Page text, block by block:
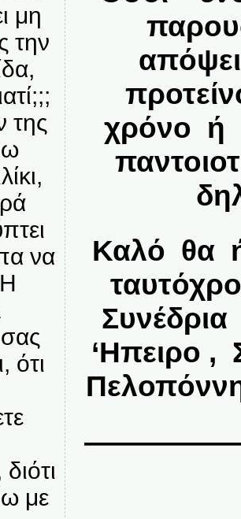
μη
την
της
να
ότι
με
χρόνο ή
Καλό θα
‘Ηπειρο ,